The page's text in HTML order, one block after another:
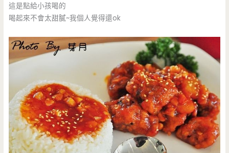
這是點給小孩喝的
喝起來不會太甜膩~我個人覺得還ok